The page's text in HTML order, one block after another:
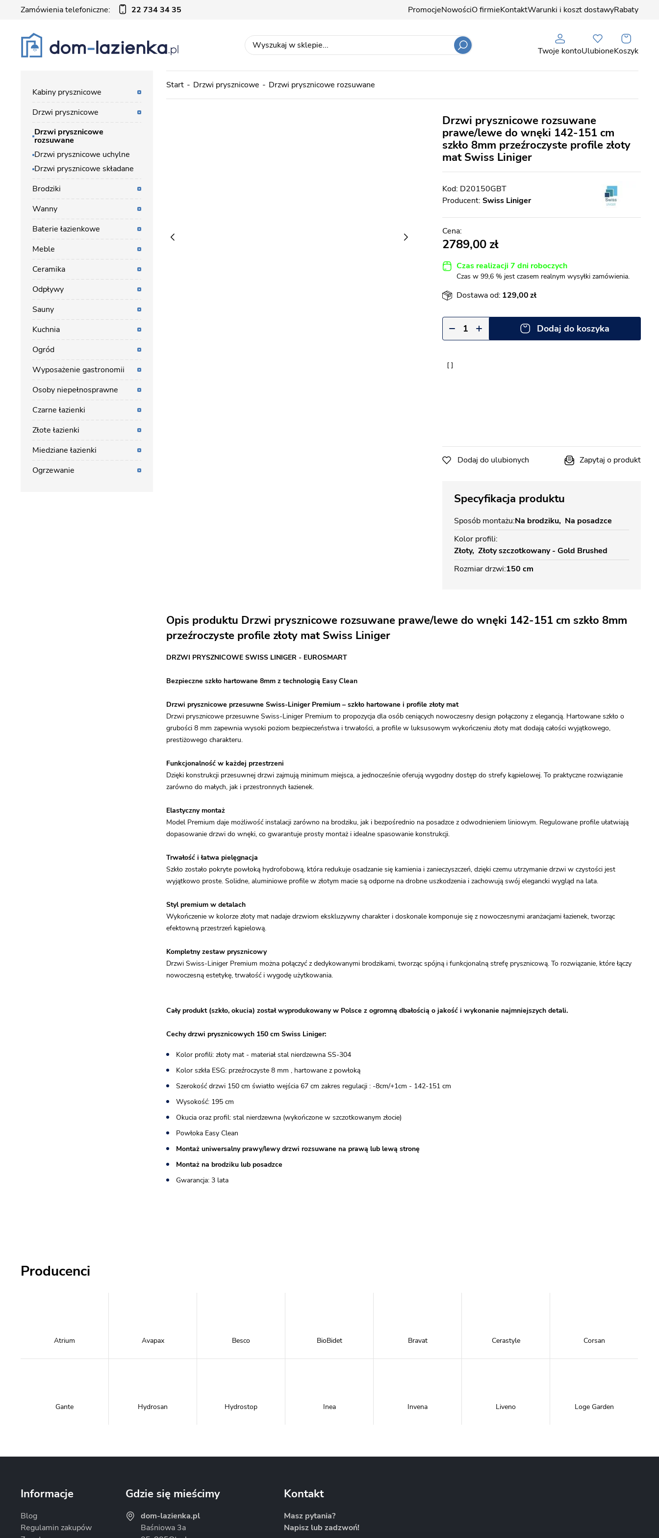
Zamówienia telefoniczne: 22 734 34 35 PromocjeNowościO firmieKontaktWarunki i koszt dostawyRabaty
Twoje kontoUlubioneKoszyk
Start Drzwi prysznicowe Drzwi prysznicowe rozsuwane
Drzwi prysznicowe rozsuwane
prawe/lewe do wnęki 142-151 cm
szkło 8mm przeźroczyste profile złoty
mat Swiss Liniger
D20150GBT
Producent: Swiss Liniger
2789,00
Czas realizacji 7 dni roboczych
Czas w 99,6 % jest czasem realnym wysyłki zamówienia.
Dostawa od: 129,00
Dodaj do koszyka
Dodaj do ulubionych Zapytaj o produkt
Specyfikacja produktu
Sposób montażu Na brodziku Na posadzce
Kolor profili
Złoty Złoty szczotkowany - Gold Brushed
Rozmiar drzwi 150 cm
Opis produktu Drzwi prysznicowe rozsuwane prawe/lewe do wnęki 142-151 cm szkło 8mm
przeźroczyste profile złoty mat Swiss Liniger
DRZWI PRYSZNICOWE SWISS LINIGER - EUROSMART
Bezpieczne szkło hartowane 8mm z technologią Easy Clean
Drzwi prysznicowe przesuwne Swiss-Liniger Premium – szkło hartowane i profile złoty mat
Drzwi prysznicowe przesuwne Swiss-Liniger Premium to propozycja dla osób ceniących nowoczesny design połączony z elegancją. Hartowane szkło o
grubości 8 mm zapewnia wysoki poziom bezpieczeństwa i trwałości, a profile w luksusowym wykończeniu złoty mat dodają całości wyjątkowego,
prestiżowego charakteru.
Funkcjonalność w każdej przestrzeni
Dzięki konstrukcji przesuwnej drzwi zajmują minimum miejsca, a jednocześnie oferują wygodny dostęp do strefy kąpielowej. To praktyczne rozwiązanie
zarówno do małych, jak i przestronnych łazienek.
Elastyczny montaż
Model Premium daje możliwość instalacji zarówno na brodziku, jak i bezpośrednio na posadzce z odwodnieniem liniowym. Regulowane profile ułatwiają
dopasowanie drzwi do wnęki, co gwarantuje prosty montaż i idealne spasowanie konstrukcji.
Trwałość i łatwa pielęgnacja
Szkło zostało pokryte powłoką hydrofobową, która redukuje osadzanie się kamienia i zanieczyszczeń, dzięki czemu utrzymanie drzwi w czystości jest
wyjątkowo proste. Solidne, aluminiowe profile w złotym macie są odporne na drobne uszkodzenia i zachowują swój elegancki wygląd na lata.
Styl premium w detalach
Wykończenie w kolorze złoty mat nadaje drzwiom ekskluzywny charakter i doskonale komponuje się z nowoczesnymi aranżacjami łazienek, tworząc
efektowną przestrzeń kąpielową.
Kompletny zestaw prysznicowy
Drzwi Swiss-Liniger Premium można połączyć z dedykowanymi brodzikami, tworząc spójną i funkcjonalną strefę prysznicową. To rozwiązanie, które łączy
nowoczesną estetykę, trwałość i wygodę użytkowania.
Cały produkt (szkło, okucia) został wyprodukowany w Polsce z ogromną dbałością o jakość i wykonanie najmniejszych detali.
Cechy drzwi prysznicowych 150 cm Swiss Liniger:
Kolor profili: złoty mat - materiał stal nierdzewna SS-304
Kolor szkła ESG: przeźroczyste 8 mm , hartowane z powłoką
Szerokość drzwi 150 cm światło wejścia 67 cm zakres regulacji : -8cm/+1cm - 142-151 cm
Wysokość: 195 cm
Okucia oraz profil: stal nierdzewna (wykończone w szczotkowanym złocie)
Powłoka Easy Clean
Montaż uniwersalny prawy/lewy drzwi rozsuwane na prawą lub lewą stronę
Montaż na brodziku lub posadzce
Gwarancja: 3 lata
Kabiny prysznicowe
Drzwi prysznicowe
Drzwi prysznicowe
rozsuwane
Drzwi prysznicowe uchylne
Drzwi prysznicowe składane
Brodziki
Wanny
Baterie łazienkowe
Meble
Ceramika
Odpływy
Sauny
Kuchnia
Ogród
Wyposażenie gastronomii
Osoby niepełnosprawne
Czarne łazienki
Złote łazienki
Miedziane łazienki
Ogrzewanie
Producenci
Atrium Avapax Besco BioBidet Bravat Cerastyle Corsan
Gante Hydrosan Hydrostop Inea Invena Liveno Loge Garden
Informacje
Blog
Regulamin zakupów
Gdzie się mieścimy
dom-lazienka.pl
Baśniowa 3a
Kontakt
Masz pytania?
Napisz lub zadzwoń!